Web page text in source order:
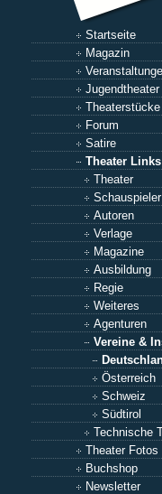
Startseite
Magazin
Jugendtheater
Theaterstücke
Forum
Satire
Theater Links
Theater
Schauspieler
Autoren
Verlage
Magazine
Ausbildung
Regie
Weiteres
Agenturen
Vereine &
Österreich
Schweiz
Südtirol
Technische
Theater Fotos
Buchshop
Newsletter